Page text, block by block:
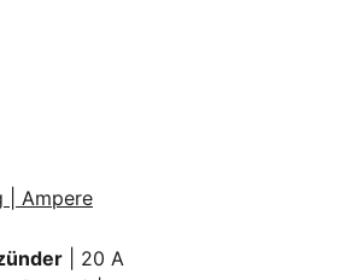
| Ampere
| 20 A